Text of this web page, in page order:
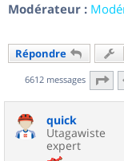
Modérateur :
Répondre
6612 messages
quick
Utagawiste
expert